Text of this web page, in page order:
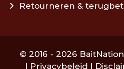
Retourneren &
© 2016 - 2026
| Privacybeleid |